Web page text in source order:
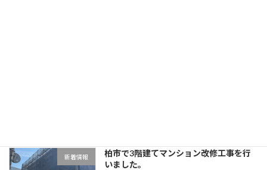
新着情報
柏市で3階建てマンション改修工事を行
いました。